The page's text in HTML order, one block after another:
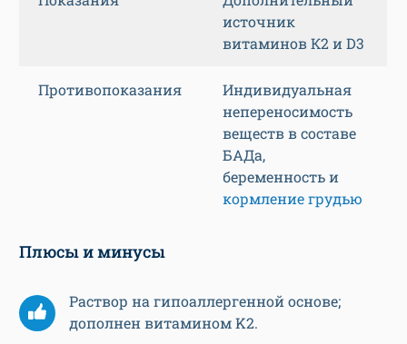
источник
витаминов К2 и D3
Противопоказания
Индивидуальная
непереносимость
веществ в составе
БАДа,
беременность и
кормление грудью
Плюсы и минусы
Раствор на гипоаллергенной основе;
дополнен витамином K2.